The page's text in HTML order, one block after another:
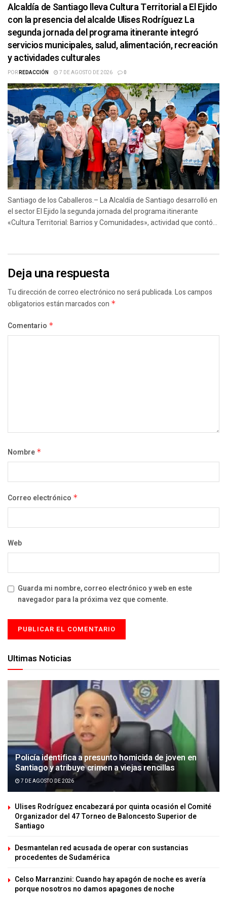
Alcaldía de Santiago lleva Cultura Territorial a El Ejido
con la presencia del alcalde Ulises Rodríguez La
segunda jornada del programa itinerante integró
servicios municipales, salud, alimentación, recreación
y actividades culturales
PORREDACCIÓN 7 DE AGOSTO DE 2026 0
Santiago de los Caballeros.– La Alcaldía de Santiago desarrolló en
el sector El Ejido la segunda jornada del programa itinerante
«Cultura Territorial: Barrios y Comunidades», actividad que contó...
Deja una respuesta
Tu dirección de correo electrónico no será publicada.Los campos
obligatorios están marcados con *
Comentario *
Nombre *
Correo electrónico *
Web
Guarda mi nombre, correo electrónico y web en este
navegador para la próxima vez que comente.
Ultimas Noticias
Policía identifica a presunto homicida de joven en
Santiago y atribuye crimen a viejas rencillas
7 DE AGOSTO DE 2026
Ulises Rodríguez encabezará por quinta ocasión el Comité
Organizador del 47 Torneo de Baloncesto Superior de
Santiago
Desmantelan red acusada de operar con sustancias
procedentes de Sudamérica
Celso Marranzini: Cuando hay apagón de noche es avería
porque nosotros no damos apagones de noche